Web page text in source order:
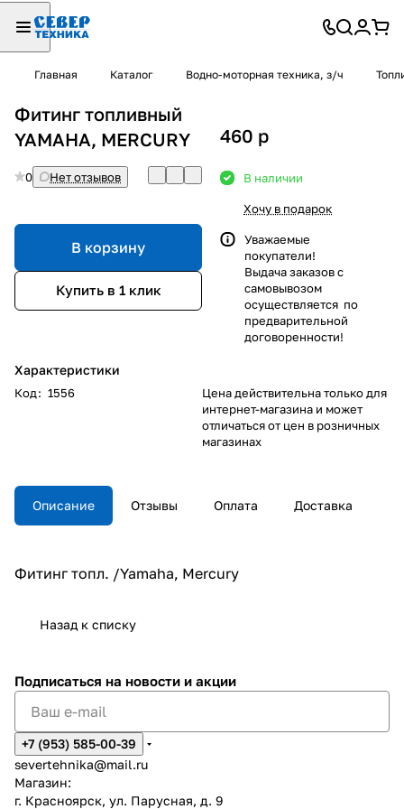
Главная Каталог Водно-моторная техника, з/ч
Фитинг топливный
YAMAHA, MERCURY
0 Нет отзывов
В корзину
Купить в 1 клик
Характеристики
Код: 1556
460 p
В наличии
Хочу в подарок
Уважаемые
покупатели!
Выдача заказов с
самовывозом
осуществляется по
предварительной
договоренности!
Цена действительна только для
интернет-магазина и может
отличаться от цен в розничных
магазинах
Описание Отзывы Оплата Доставка
Фитинг топл. /Yamaha, Mercury
Назад к списку
Подписаться на новости и акции
+7 (953) 585-00-39
severtehnika@mail.ru
Магазин:
г. Красноярск, ул. Парусная, д. 9